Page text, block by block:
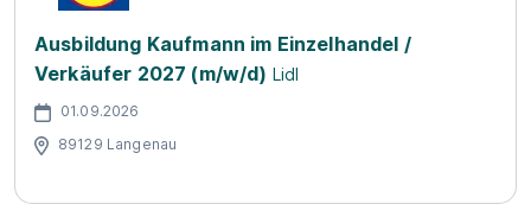
Ausbildung Kaufmann im Einzelhandel /
Verkäufer 2027 (m/w/d) Lidl
01.09.2026
89129 Langenau